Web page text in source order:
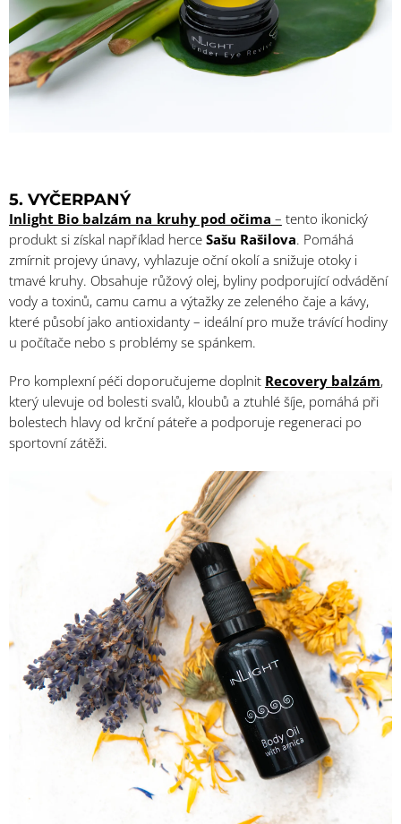
5. VYČERPANÝ
Inlight Bio balzám na kruhy pod očima – tento ikonický
produkt si získal například herce Sašu Rašilova. Pomáhá
zmírnit projevy únavy, vyhlazuje oční okolí a snižuje otoky i
tmavé kruhy. Obsahuje růžový olej, byliny podporující odvádění
vody a toxinů, camu camu a výtažky ze zeleného čaje a kávy,
které působí jako antioxidanty – ideální pro muže trávící hodiny
u počítače nebo s problémy se spánkem.
Pro komplexní péči doporučujeme doplnit Recovery balzám,
který ulevuje od bolesti svalů, kloubů a ztuhlé šíje, pomáhá při
bolestech hlavy od krční páteře a podporuje regeneraci po
sportovní zátěži.